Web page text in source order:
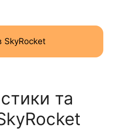
SkyRocket
та